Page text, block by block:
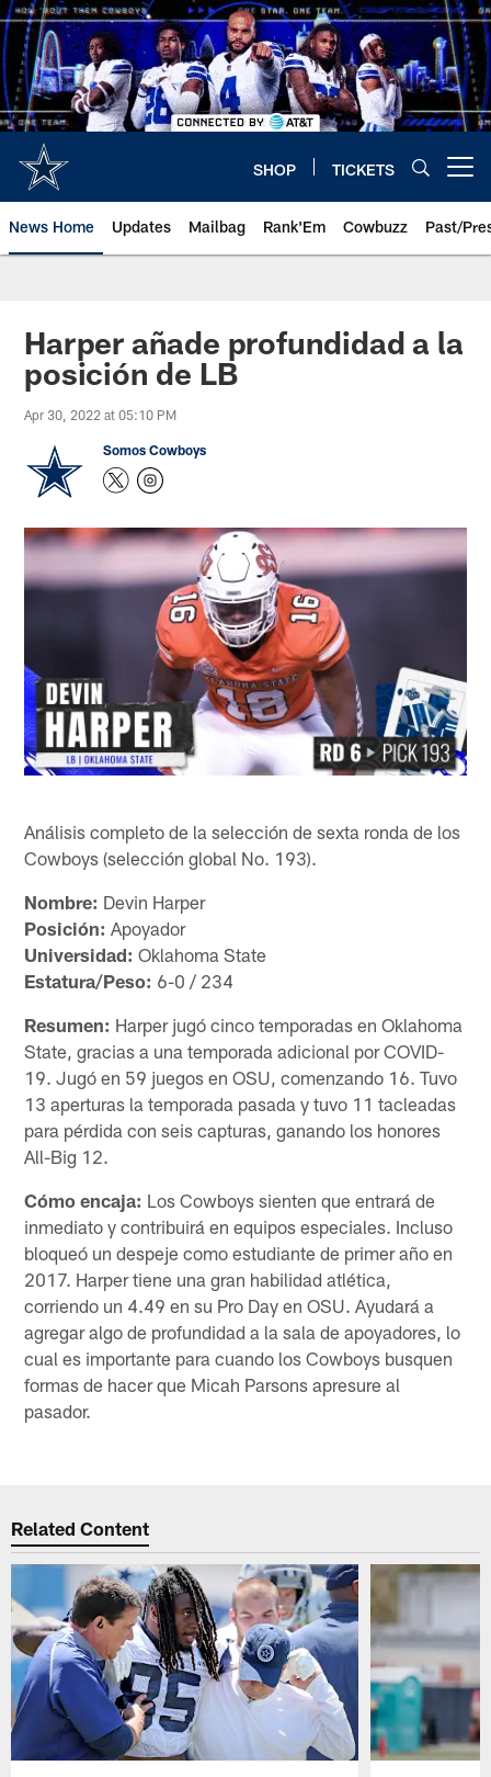
Skip
to
main
content
SHOP TICKETS
News Home Updates Mailbag Rank'Em Cowbuzz Past/
Harper añade profundidad a la
posición de LB
Apr 30, 2022 at 05:10 PM
Somos Cowboys
Análisis completo de la selección de sexta ronda de los
Cowboys (selección global No. 193).
Nombre: Devin Harper
Posición: Apoyador
Universidad: Oklahoma State
Estatura/Peso: 6-0 / 234
Resumen: Harper jugó cinco temporadas en Oklahoma
State, gracias a una temporada adicional por COVID-
19. Jugó en 59 juegos en OSU, comenzando 16. Tuvo
13 aperturas la temporada pasada y tuvo 11 tacleadas
para pérdida con seis capturas, ganando los honores
All-Big 12.
Cómo encaja: Los Cowboys sienten que entrará de
inmediato y contribuirá en equipos especiales. Incluso
bloqueó un despeje como estudiante de primer año en
2017. Harper tiene una gran habilidad atlética,
corriendo un 4.49 en su Pro Day en OSU. Ayudará a
agregar algo de profundidad a la sala de apoyadores, lo
cual es importante para cuando los Cowboys busquen
formas de hacer que Micah Parsons apresure al
pasador.
Related Content